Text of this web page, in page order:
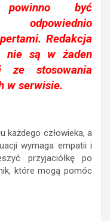
być
Redakcja
nie są w żaden
ze stosowania
w serwisie.
każdego człowieka, a
wymaga empatii i
przyjaciółkę po
które mogą pomóc